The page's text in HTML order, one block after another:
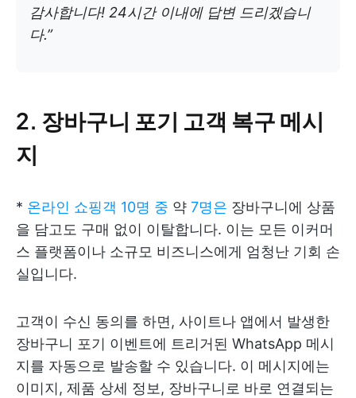
감사합니다! 24시간 이내에 답변 드리겠습니
다.”
2. 장바구니 포기 고객 복구 메시
지
* 온라인 쇼핑객 10명 중 약 7명은 장바구니에 상품
을 담고도 구매 없이 이탈합니다. 이는 모든 이커머
스 플랫폼이나 소규모 비즈니스에게 엄청난 기회 손
실입니다.
고객이 수신 동의를 하면, 사이트나 앱에서 발생한
장바구니 포기 이벤트에 트리거된 WhatsApp 메시
지를 자동으로 발송할 수 있습니다. 이 메시지에는
이미지, 제품 상세 정보, 장바구니로 바로 연결되는